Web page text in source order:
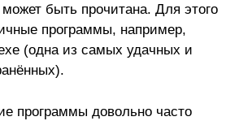
быть прочитана. Для этого
программы, например,
(одна из самых удачных и
программы довольно часто